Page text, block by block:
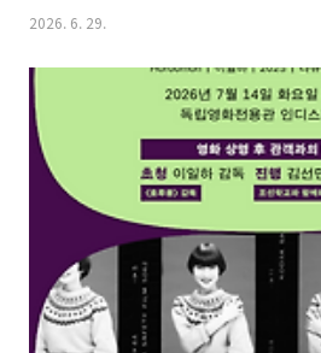
충돌이 예고된 어느 날, 혼비백산하며 정신없
않는 복지관 앞에서 영원히 혼자 남게 되는
난 수인이다. 어디로들 떠난 것인지, 아수라장
해졌다. 두 사람은 이 틈을 타 평소 가보고 싶
곳을 함께 가보기로 하고 길을 나섰다가 내친
면서 꼭 하고 싶었던 것까지 하나씩 해보기로
2026. 6. 29.